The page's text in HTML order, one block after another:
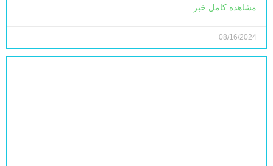
مشاهده کامل خبر
08/16/2024